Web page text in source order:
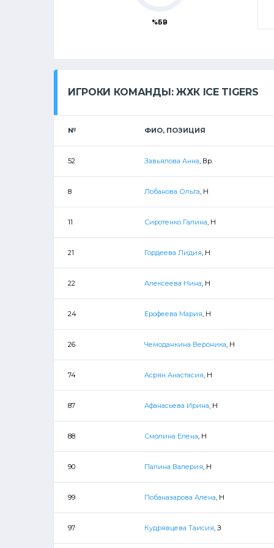
%БВ
ИГРОКИ КОМАНДЫ: ЖХК ICE TIGERS
№ ФИО, ПОЗИЦИЯ
52 Завьялова Анна, Вр.
8 Лобанова Ольга, Н
11 Сиротенко Галина, Н
21 Гордеева Лидия, Н
22 Алексеева Нина, Н
24 Ерофеева Мария, Н
26 Чемоданкина Вероника, Н
74 Асрян Анастасия, Н
87 Афанасьева Ирина, Н
88 Смолина Елена, Н
90 Папина Валерия, Н
99 Побаназарова Алена, Н
97 Кудрявцева Таисия, З